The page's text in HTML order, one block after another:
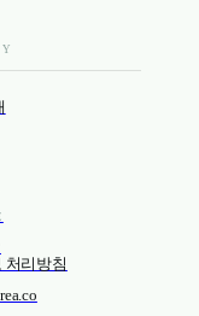
처리방침